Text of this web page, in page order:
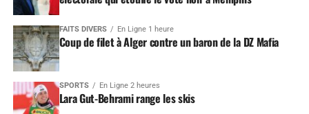
FAITS DIVERS En Ligne 1 heure
Coup de filet à Alger contre un baron de la DZ Mafia
SPORTS En Ligne 2 heures
Lara Gut-Behrami range les skis